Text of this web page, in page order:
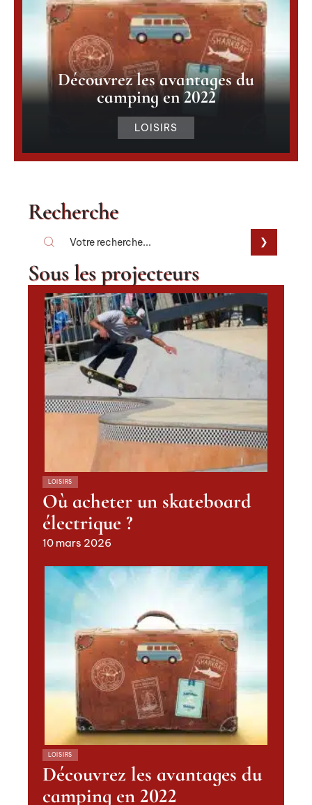
Découvrez les avantages du
camping en 2022
LOISIRS
Recherche
Sous les projecteurs
LOISIRS
Où acheter un skateboard
électrique ?
10 mars 2026
LOISIRS
Découvrez les avantages du
camping en 2022